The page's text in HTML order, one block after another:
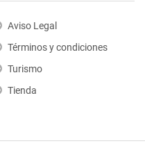
Aviso Legal
Términos y condiciones
Turismo
Tienda